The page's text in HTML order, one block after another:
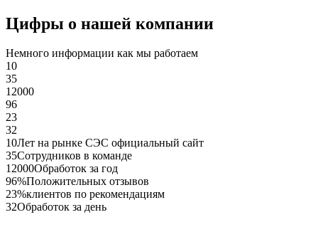
Цифры о нашей компании
Немного информации как мы работаем
10
35
12000
96
23
32
10Лет на рынке СЭС официальный сайт
35Сотрудников в команде
12000Обработок за год
96%Положительных отзывов
23%клиентов по рекомендациям
32Обработок за день